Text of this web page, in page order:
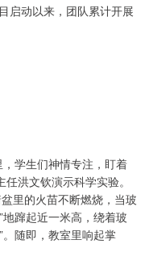
启动以来，团队累计开展
学生们神情专注，盯着
洪文钦演示科学实验。
里的火苗不断燃烧，当玻
蹿起近一米高，绕着玻
随即，教室里响起掌